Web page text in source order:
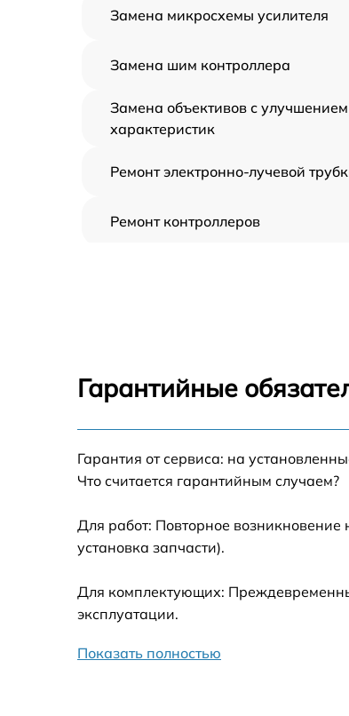
Замена микросхемы усилителя
Замена шим контроллера
Замена объективов с улучшением
характеристик
Ремонт электронно-лучевой
Ремонт контроллеров
Калибровка и настройка
других устройств
Ремонт цепи питания
Гарантийные
Гарантия от сервиса: на
Что считается гарантийным случаем?
Для работ: Повторное
установка запчасти).
Для комплектующих:
эксплуатации.
Показать полностью